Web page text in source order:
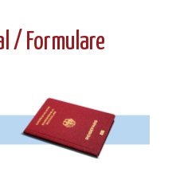
/ Formulare